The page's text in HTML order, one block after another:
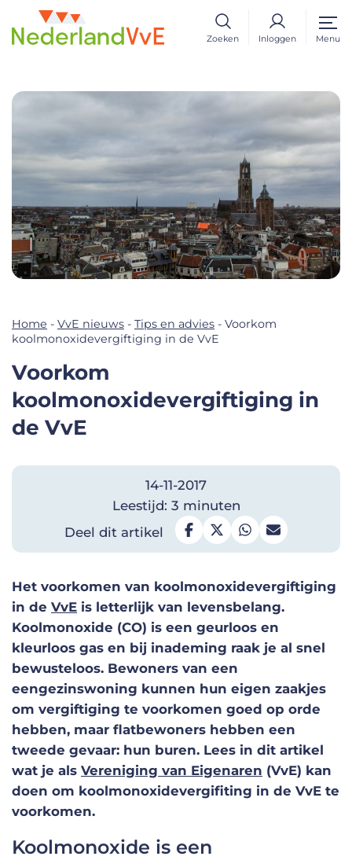
Zoeken Inloggen Menu
Home - VvE nieuws - Tips en advies - Voorkom
koolmonoxidevergiftiging in de VvE
Voorkom
koolmonoxidevergiftiging in
de VvE
14-11-2017
Leestijd: 3 minuten
Deel dit artikel
Het voorkomen van koolmonoxidevergiftiging
in de VvE is letterlijk van levensbelang.
Koolmonoxide (CO) is een geurloos en
kleurloos gas en bij inademing raak je al snel
bewusteloos. Bewoners van een
eengezinswoning kunnen hun eigen zaakjes
om vergiftiging te voorkomen goed op orde
hebben, maar flatbewoners hebben een
tweede gevaar: hun buren. Lees in dit artikel
wat je als Vereniging van Eigenaren (VvE) kan
doen om koolmonoxidevergifiting in de VvE te
voorkomen.
Koolmonoxide is een